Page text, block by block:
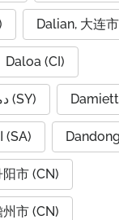
Dalian, 大连
Daloa (CI)
Damascus, دمشق (SY)
Dammam, الدمام (SA)
市 (CN)
市 (CN)